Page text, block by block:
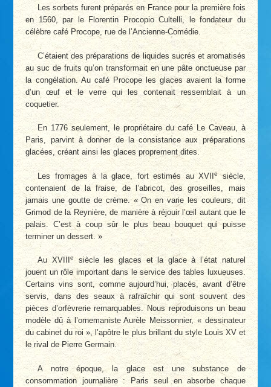
Les sorbets furent préparés en France pour la première fois
en 1560, par le Florentin Procopio Cultelli, le fondateur du
célèbre café Procope, rue de l’Ancienne-Comédie.
C’étaient des préparations de liquides sucrés et aromatisés
au suc de fruits qu’on transformait en une pâte onctueuse par
la congélation. Au café Procope les glaces avaient la forme
d’un œuf et le verre qui les contenait ressemblait à un
coquetier.
En 1776 seulement, le propriétaire du café Le Caveau, à
Paris, parvint à donner de la consistance aux préparations
glacées, créant ainsi les glaces proprement dites.
Les fromages à la glace, fort estimés au XVIIesiècle,
contenaient de la fraise, de l’abricot, des groseilles, mais
jamais une goutte de crème. « On en varie les couleurs, dit
Grimod de la Reynière, de manière à réjouir l’œil autant que le
palais. C’est à coup sûr le plus beau bouquet qui puisse
terminer un dessert. »
Au XVIIIe siècle les glaces et la glace à l’état naturel
jouent un rôle important dans le service des tables luxueuses.
Certains vins sont, comme aujourd’hui, placés, avant d’être
servis, dans des seaux à rafraîchir qui sont souvent des
pièces d’orfèvrerie remarquables. Nous reproduisons un beau
modèle dû à l’ornemaniste Aurèle Meissonnier, « dessinateur
du cabinet du roi », l’apôtre le plus brillant du style Louis XV et
le rival de Pierre Germain.
A notre époque, la glace est une substance de
consommation journalière : Paris seul en absorbe chaque